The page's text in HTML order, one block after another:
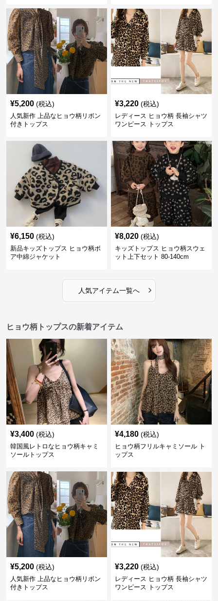
¥5,200 (税込)
人気新作 上品なヒョウ柄リボン
付きトップス
¥3,220 (税込)
レディース ヒョウ柄 長袖シャツ
ワンピース トップス
¥6,150 (税込)
新品キッズトップス ヒョウ柄ボ
ア中綿ジャケット
¥8,020 (税込)
キッズトップス ヒョウ柄スウェ
ット上下セット 80-140cm
人気アイテム一覧へ ›
ヒョウ柄トップスの新着アイテム
¥3,400 (税込)
韓国風レトロなヒョウ柄キャミ
ソールトップス
¥4,180 (税込)
ヒョウ柄フリルキャミソール ト
ップス
¥5,200 (税込)
人気新作 上品なヒョウ柄リボン
付きトップス
¥3,220 (税込)
レディース ヒョウ柄 長袖シャツ
ワンピース トップス